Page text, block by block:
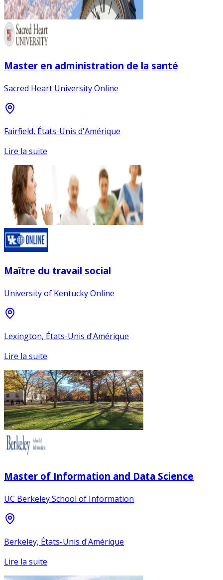
Master en administration de la santé
Sacred Heart University Online
Fairfield, États-Unis d'Amérique
Lire la suite
Maître du travail social
University of Kentucky Online
Lexington, États-Unis d'Amérique
Lire la suite
Master of Information and Data Science
UC Berkeley School of Information
Berkeley, États-Unis d'Amérique
Lire la suite